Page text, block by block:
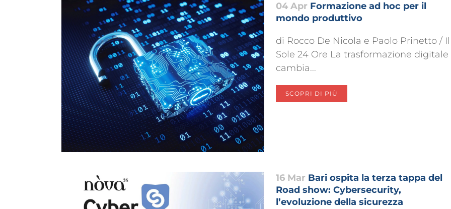
04 Apr Formazione ad hoc per il
mondo produttivo
di Rocco De Nicola e Paolo Prinetto / Il
Sole 24 Ore La trasformazione digitale
cambia...
SCOPRI DI PIÙ
16 Mar Bari ospita la terza tappa del
Road show: Cybersecurity,
l’evoluzione della sicurezza